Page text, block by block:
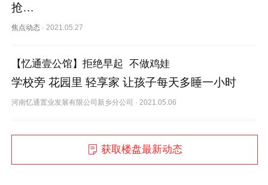
抢…
焦点动态 ·2021.05.27
【忆通壹公馆】拒绝早起  不做鸡娃
学校旁 花园里 轻享家 让孩子每天多睡一小时
河南忆通置业发展有限公司新乡分公司 ·2021.05.06
获取楼盘最新动态